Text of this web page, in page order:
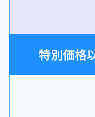
特別価格